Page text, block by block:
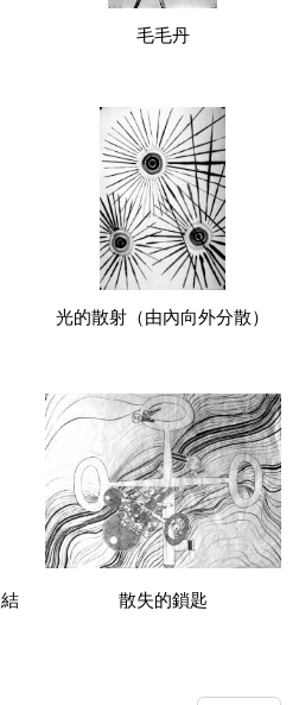
毛毛丹
光的散射（由內向外分散）
散失的鎖匙